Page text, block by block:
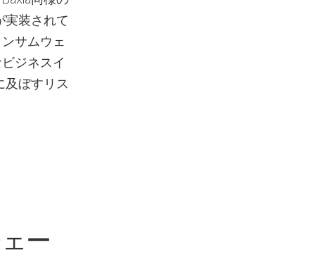
実装されて
サムウェ
ジネスイ
及ぼすリス
ー